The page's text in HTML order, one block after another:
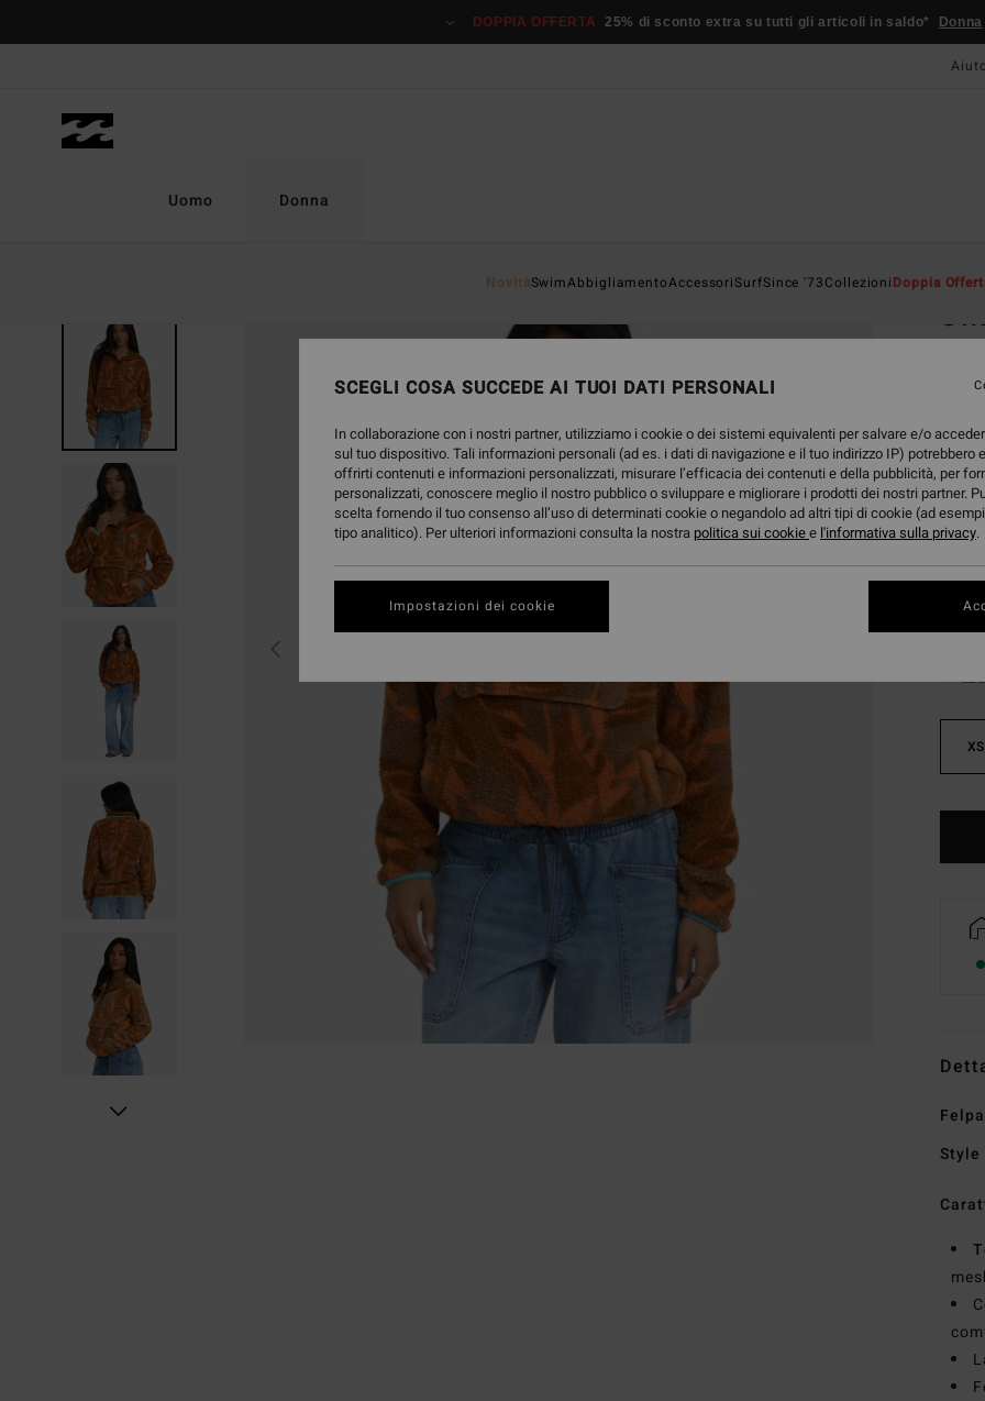
prodotto
DOPPIA OFFERTA 25% di sconto extra su tutti gli articoli in saldo* Donna
Uomo Donna
NovitàSwimAbbigliamentoAccessoriSurfSince '73CollezioniDoppia
XS
Style
SCEGLI COSA SUCCEDE AI TUOI DATI PERSONALI
In collaborazione con i nostri partner, utilizziamo i cookie o dei sistemi equivalenti per salvare e/o
sul tuo dispositivo. Tali informazioni personali (ad es. i dati di navigazione e il tuo indirizzo IP) potrebbero
offrirti contenuti e informazioni personalizzati, misurare l’efficacia dei contenuti e della pubblicità, per
personalizzati, conoscere meglio il nostro pubblico o sviluppare e migliorare i prodotti dei nostri partner.
scelta fornendo il tuo consenso all’uso di determinati cookie o negandolo ad altri tipi di cookie (ad
tipo analitico). Per ulteriori informazioni consulta la nostra politica sui cookiee l'informativa sulla privacy.
Impostazioni dei cookie